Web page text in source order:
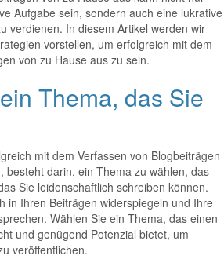
Aufgabe sein, sondern auch eine lukrative
verdienen. In diesem Artikel werden wir
vorstellen, um erfolgreich mit dem
von zu Hause aus zu sein.
Thema, das Sie
mit dem Verfassen von Blogbeiträgen
besteht darin, ein Thema zu wählen, das
Sie leidenschaftlich schreiben können.
in Ihren Beiträgen widerspiegeln und Ihre
Wählen Sie ein Thema, das einen
und genügend Potenzial bietet, um
veröffentlichen.